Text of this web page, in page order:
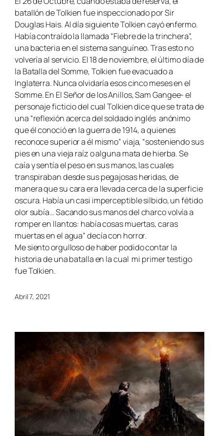
batallón de Tolkien fue inspeccionado por Sir
Douglas Hais. Al día siguiente Tolkien cayó enfermo.
Había contraído la llamada “Fiebre de la trinchera”,
una bacteria en el sistema sanguíneo. Tras esto no
volvería al servicio. El 18 de noviembre, el último día de
la Batalla del Somme, Tolkien fue evacuado a
Inglaterra. Nunca olvidaría esos cinco meses en el
Somme. En El Señor de los Anillos, Sam Gangee- el
personaje ficticio del cual Tolkien dice que se trata de
una “reflexión acerca del soldado inglés anónimo
que él conoció en la guerra de 1914, a quienes
reconoce superior a él mismo” viaja, “sosteniendo sus
pies en una vieja raíz o alguna mata de hierba. Se
caía y sentía el peso en sus manos, las cuales
transpiraban desde sus pegajosas heridas, de
manera que su cara era llevada cerca de la superficie
oscura. Había un casi imperceptible silbido, un fétido
olor subía… Sacando sus manos del charco volvía a
romper en llantos: había cosas muertas, caras
muertas en el agua” decía con horror.
Me siento orgulloso de haber podido contar la
historia de una batalla en la cual mi primer testigo
fue Tolkien.
Abril 7, 2021